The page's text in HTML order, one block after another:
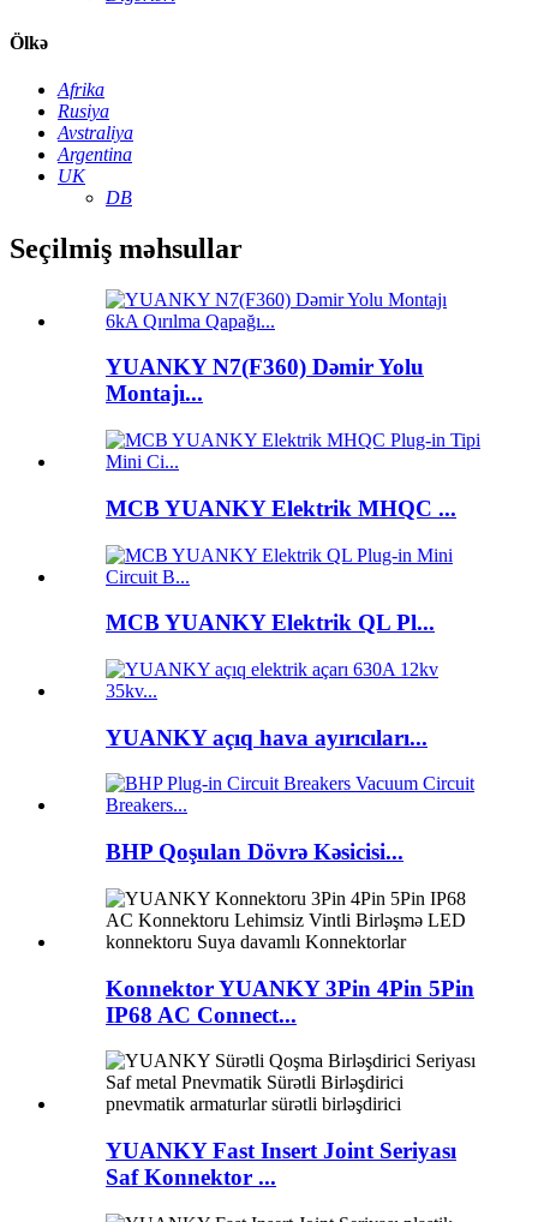
Ölkə
Afrika
Rusiya
Avstraliya
Argentina
UK
DB
Seçilmiş məhsullar
YUANKY N7(F360) Dəmir Yolu
Montajı...
MCB YUANKY Elektrik MHQC ...
MCB YUANKY Elektrik QL Pl...
YUANKY açıq hava ayırıcıları...
BHP Qoşulan Dövrə Kəsicisi...
Konnektor YUANKY 3Pin 4Pin 5Pin
IP68 AC Connect...
YUANKY Fast Insert Joint Seriyası
Saf Konnektor ...